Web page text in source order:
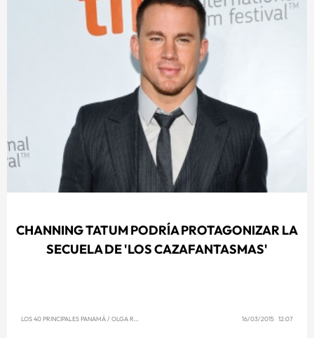
CHANNING TATUM PODRÍA PROTAGONIZAR LA
SECUELA DE 'LOS CAZAFANTASMAS'
LOS 40 PRINCIPALES PANAMÁ/ OLGA REYNA 16/03/2015 12:07